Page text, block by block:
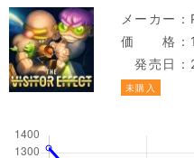
メーカー：
価 格：
発売日
未購入